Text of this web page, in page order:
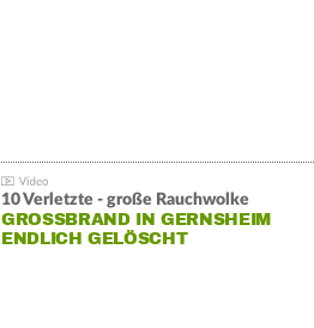
10 Verletzte - große Rauchwolke
GROSSBRAND IN GERNSHEIM E
NDLICH GELÖSCHT